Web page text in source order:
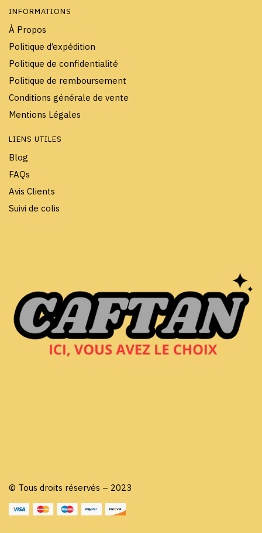
INFORMATIONS
À Propos
Politique d’expédition
Politique de confidentialité
Politique de remboursement
Conditions générale de vente
Mentions Légales
LIENS UTILES
Blog
FAQs
Avis Clients
Suivi de colis
© Tous droits réservés – 2023